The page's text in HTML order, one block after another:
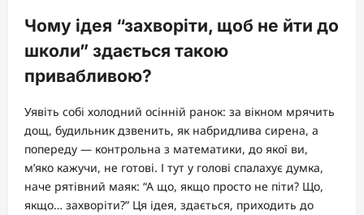
Чому ідея “захворіти, щоб не йти до
школи” здається такою
привабливою?
Уявіть собі холодний осінній ранок: за вікном мрячить
дощ, будильник дзвенить, як набридлива сирена, а
попереду — контрольна з математики, до якої ви,
м’яко кажучи, не готові. І тут у голові спалахує думка,
наче рятівний маяк: “А що, якщо просто не піти? Що,
якщо… захворіти?” Ця ідея, здається, приходить до